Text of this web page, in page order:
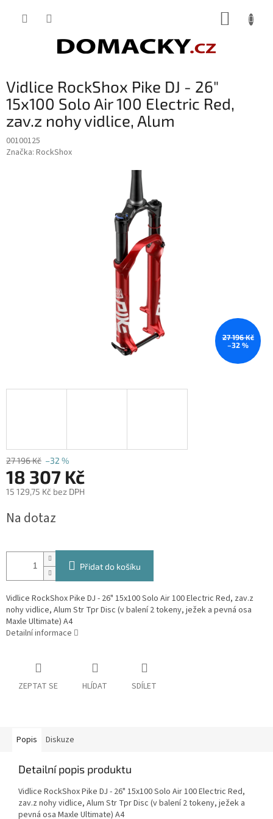
Vidlice RockShox Pike DJ - 26"
15x100 Solo Air 100 Electric Red,
zav.z nohy vidlice, Alum
00100125
Značka: RockShox
27 196 Kč
–32 %
27 196 Kč –32 %
18 307 Kč
15 129,75 Kč bez DPH
cena:
Na dotaz
Přidat do košíku
Vidlice RockShox Pike DJ - 26" 15x100 Solo Air 100 Electric Red, zav.z
nohy vidlice, Alum Str Tpr Disc (v balení 2 tokeny, ježek a pevná osa
Maxle Ultimate) A4
Detailní informace
ZEPTAT SE HLÍDAT SDÍLET
Popis Diskuze
Detailní popis produktu
Vidlice RockShox Pike DJ - 26" 15x100 Solo Air 100 Electric Red,
zav.z nohy vidlice, Alum Str Tpr Disc (v balení 2 tokeny, ježek a
pevná osa Maxle Ultimate) A4